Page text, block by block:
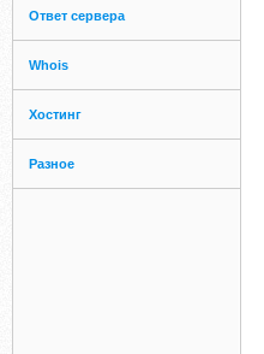
Ответ сервера
Whois
Хостинг
Разное